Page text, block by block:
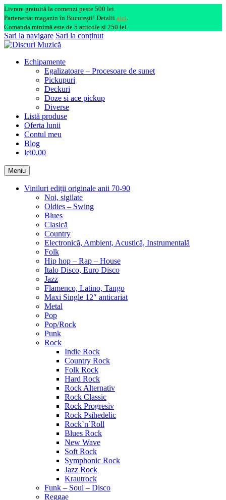
Livrare gratuită la comenzi peste 500 lei.
Parteneriat magazin în București! Detalii aici.
Comanda minimă este de 5 articole și 250 lei.
Sari la navigare Sari la conținut
Echipamente
Egalizatoare – Procesoare de sunet
Pickupuri
Deckuri
Doze si ace pickup
Diverse
Listă produse
Oferta lunii
Contul meu
Blog
lei0,00
Meniu
Viniluri ediții originale anii 70-90
Noi, sigilate
Oldies – Swing
Blues
Clasică
Country
Electronică, Ambient, Acustică, Instrumentală
Folk
Hip hop – Rap – House
Italo Disco, Euro Disco
Jazz
Flamenco, Latino, Tango
Maxi Single 12″ anticariat
Metal
Pop
Pop/Rock
Punk
Rock
Indie Rock
Country Rock
Folk Rock
Hard Rock
Rock Alternativ
Rock Classic
Rock Progresiv
Rock Psihedelic
Rock`n`Roll
Blues Rock
New Wave
Soft Rock
Symphonic Rock
Jazz Rock
Krautrock
Funk – Soul – Disco
Reggae